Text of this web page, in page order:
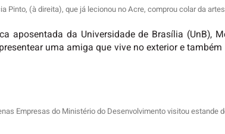
Pinto, (à direita), que já lecionou no Acre, comprou colar da
aposentada da Universidade de Brasília
uma amiga que vive no exterior e
Empresas do Ministério do Desenvolvimento visitou